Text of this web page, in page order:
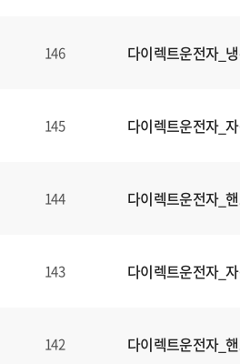
146 다이렉트운전자_
145 다이렉트운전자_
144 다이렉트운전자_
143 다이렉트운전자_
142 다이렉트운전자_